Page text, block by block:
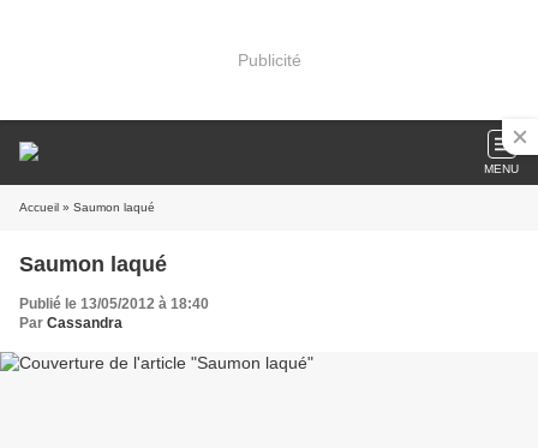
Publicité
MENU
Accueil » Saumon laqué
Saumon laqué
Publié le 13/05/2012 à 18:40
Par Cassandra